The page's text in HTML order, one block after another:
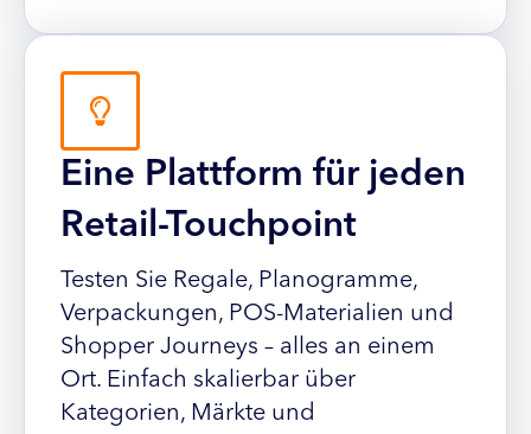
Eine Plattform für jeden
Retail-Touchpoint
Testen Sie Regale, Planogramme,
Verpackungen, POS-Materialien und
Shopper Journeys – alles an einem
Ort. Einfach skalierbar über
Kategorien, Märkte und